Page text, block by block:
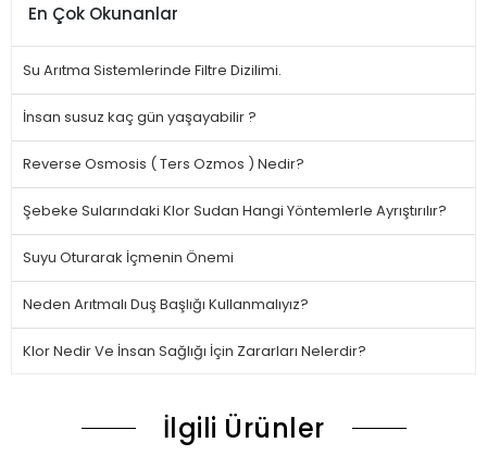
En Çok Okunanlar
Su Arıtma Sistemlerinde Filtre Dizilimi.
İnsan susuz kaç gün yaşayabilir ?
Reverse Osmosis ( Ters Ozmos ) Nedir?
Şebeke Sularındaki Klor Sudan Hangi Yöntemlerle Ayrıştırılır?
Suyu Oturarak İçmenin Önemi
Neden Arıtmalı Duş Başlığı Kullanmalıyız?
Klor Nedir Ve İnsan Sağlığı İçin Zararları Nelerdir?
İlgili Ürünler